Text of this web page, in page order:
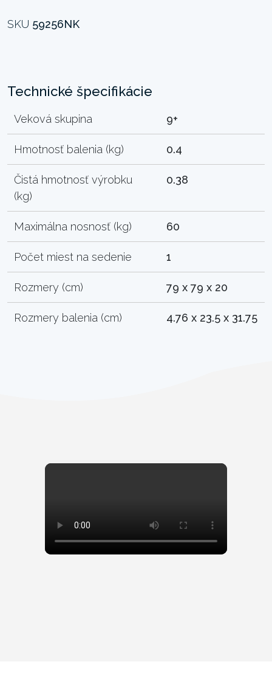
SKU 59256NK
Technické špecifikácie
Veková skupina 9+
Hmotnosť balenia (kg) 0.4
Čistá hmotnosť výrobku
(kg)
0.38
Maximálna nosnosť (kg) 60
Počet miest na sedenie 1
Rozmery (cm) 79 x 79 x 20
Rozmery balenia (cm) 4.76 x 23.5 x 31.75